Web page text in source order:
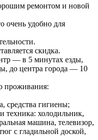
ремонтом и новой
очень удобно для
скидка.
— в 5 минутах езды,
до центра города — 10
проживания:
средства гигиены;
техника: холодильник,
машина, телевизор,
с гладильной доской,